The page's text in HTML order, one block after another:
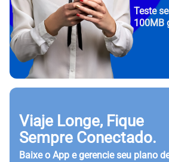
Teste
100MB
Viaje Longe, Fique
Sempre Conectado.
Baixe o App e gerencie seu plano